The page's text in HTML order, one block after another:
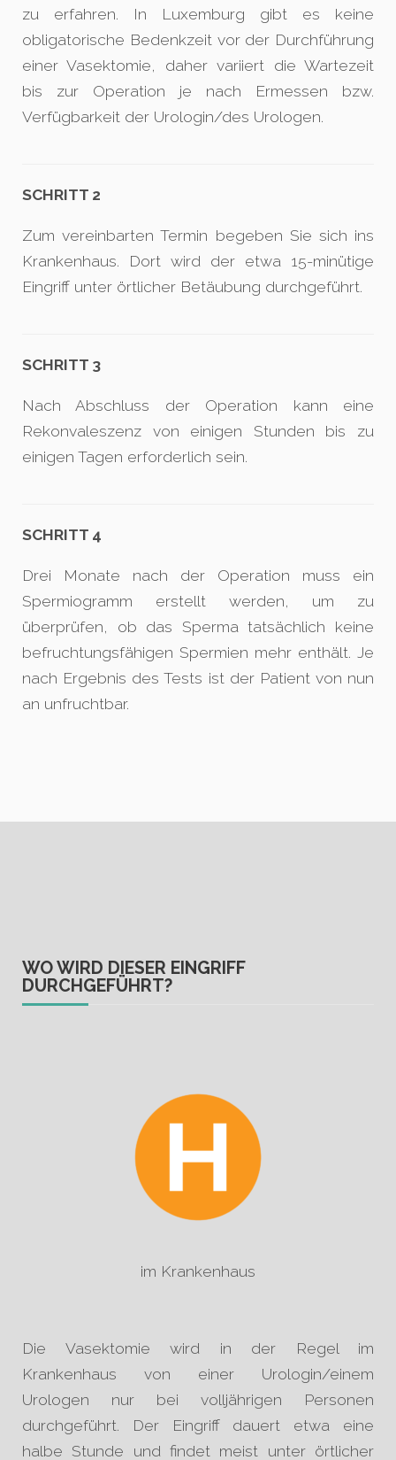
zu erfahren. In Luxemburg gibt es keine
obligatorische Bedenkzeit vor der Durchführung
einer Vasektomie, daher variiert die Wartezeit
bis zur Operation je nach Ermessen bzw.
Verfügbarkeit der Urologin/des Urologen.
SCHRITT 2
Zum vereinbarten Termin begeben Sie sich ins
Krankenhaus. Dort wird der etwa 15-minütige
Eingriff unter örtlicher Betäubung durchgeführt.
SCHRITT 3
Nach Abschluss der Operation kann eine
Rekonvaleszenz von einigen Stunden bis zu
einigen Tagen erforderlich sein.
SCHRITT 4
Drei Monate nach der Operation muss ein
Spermiogramm erstellt werden, um zu
überprüfen, ob das Sperma tatsächlich keine
befruchtungsfähigen Spermien mehr enthält. Je
nach Ergebnis des Tests ist der Patient von nun
an unfruchtbar.
WO WIRD DIESER EINGRIFF
DURCHGEFÜHRT?
im Krankenhaus
Die Vasektomie wird in der Regel im
Krankenhaus von einer Urologin/einem
Urologen nur bei volljährigen Personen
durchgeführt. Der Eingriff dauert etwa eine
halbe Stunde und findet meist unter örtlicher